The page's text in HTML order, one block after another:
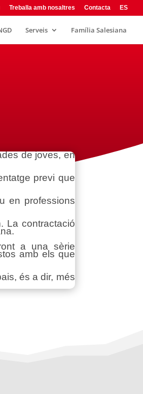
Treballa amb nosaltres Contacta ES
Serveis Família Salesiana
de joves, en
previ que
en professions
La contractació
a una sèrie
amb els que
és a dir, més